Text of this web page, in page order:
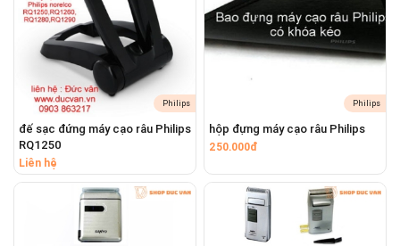
Philips
đế sạc đứng máy cạo râu Philips
RQ1250
Liên hệ
Philips
hộp đựng máy cạo râu Philips
250.000đ